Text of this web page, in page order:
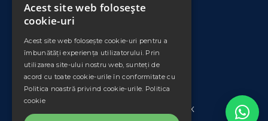
DATE COMERCIALE
PLEXIMET SRL
Cod unic de inregistrare: RO11008735
Nr. Ord. Reg. Com./an: J33/553/1998
Sucursala: Falticeni
IBAN: RO42 BTRL 0340 1202 3804 56XX
Acest site web folosește
cookie-uri
Acest site web folosește cookie-uri pentru a
îmbunătăți experiența utilizatorului. Prin
utilizarea site-ului nostru web, sunteți de
acord cu toate cookie-urile în conformitate cu
Politica noastră privind cookie-urile. Politica
cookie